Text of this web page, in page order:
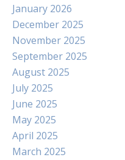
January 2026
December 2025
November 2025
September 2025
August 2025
July 2025
June 2025
May 2025
April 2025
March 2025